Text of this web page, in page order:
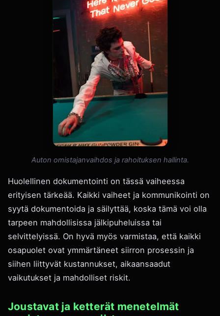
Auton omistajanvaihdos ja rahoituksen hallinta.
Huolellinen dokumentointi on tässä vaiheessa
erityisen tärkeää. Kaikki vaiheet ja kommunikointi on
syytä dokumentoida ja säilyttää, koska tämä voi olla
tarpeen mahdollisissa jälkipuheluissa tai
selvittelyissä. On hyvä myös varmistaa, että kaikki
osapuolet ovat ymmärtäneet siirron prosessin ja
siihen liittyvät kustannukset, aikaansaadut
vaikutukset ja mahdolliset riskit.
Joustavat ja ketterät menetelmät